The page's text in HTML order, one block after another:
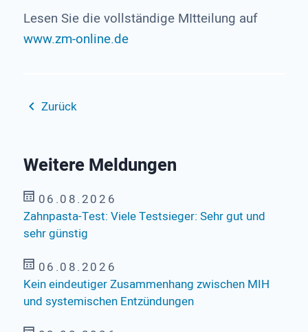
Lesen Sie die vollständige MItteilung auf
www.zm-online.de
Zurück
Weitere Meldungen
06.08.2026
Zahnpasta-Test: Viele Testsieger: Sehr gut und
sehr günstig
06.08.2026
Kein eindeutiger Zusammenhang zwischen MIH
und systemischen Entzündungen